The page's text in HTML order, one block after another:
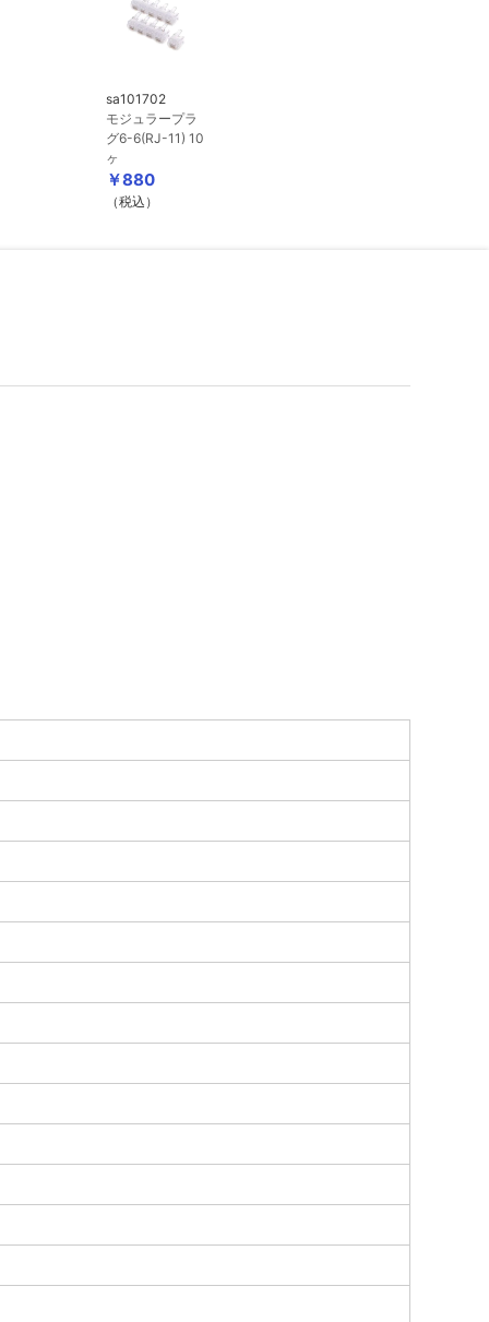
sa101702
モジュラープラ
グ6-6(RJ-11) 10
ヶ
￥880
（税込）